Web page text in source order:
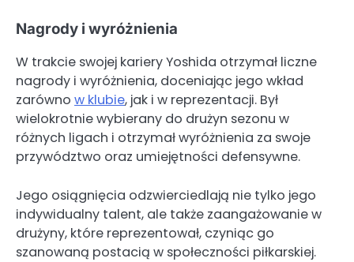
Nagrody i wyróżnienia
W trakcie swojej kariery Yoshida otrzymał liczne
nagrody i wyróżnienia, doceniając jego wkład
zarówno w klubie, jak i w reprezentacji. Był
wielokrotnie wybierany do drużyn sezonu w
różnych ligach i otrzymał wyróżnienia za swoje
przywództwo oraz umiejętności defensywne.
Jego osiągnięcia odzwierciedlają nie tylko jego
indywidualny talent, ale także zaangażowanie w
drużyny, które reprezentował, czyniąc go
szanowaną postacią w społeczności piłkarskiej.